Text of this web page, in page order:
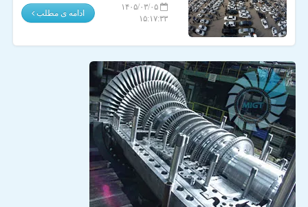
۱۴۰۵/۰۳/۰۵
۱۵:۱۷:۳۳
ادامه ی مطلب